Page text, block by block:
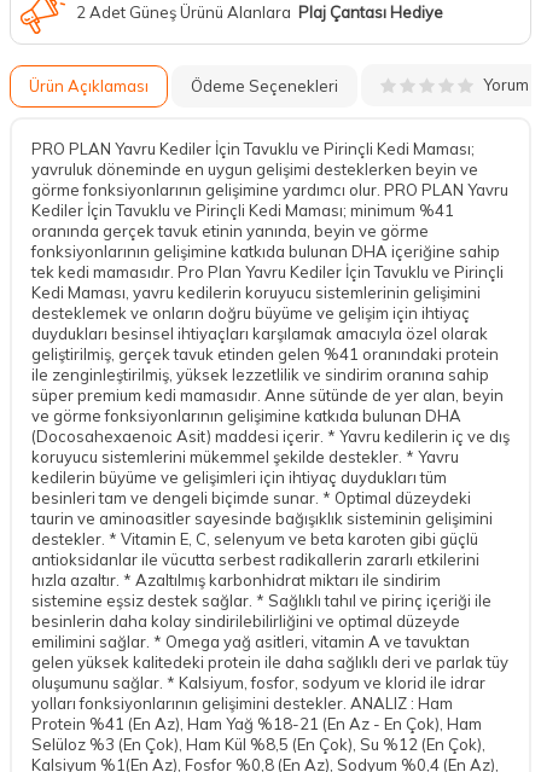
2 Adet Güneş Ürünü Alanlara Plaj Çantası Hediye
Ürün Açıklaması Ödeme Seçenekleri Yorum
PRO PLAN Yavru Kediler İçin Tavuklu ve Pirinçli Kedi Maması;
yavruluk döneminde en uygun gelişimi desteklerken beyin ve
görme fonksiyonlarının gelişimine yardımcı olur. PRO PLAN Yavru
Kediler İçin Tavuklu ve Pirinçli Kedi Maması; minimum %41
oranında gerçek tavuk etinin yanında, beyin ve görme
fonksiyonlarının gelişimine katkıda bulunan DHA içeriğine sahip
tek kedi mamasıdır. Pro Plan Yavru Kediler İçin Tavuklu ve Pirinçli
Kedi Maması, yavru kedilerin koruyucu sistemlerinin gelişimini
desteklemek ve onların doğru büyüme ve gelişim için ihtiyaç
duydukları besinsel ihtiyaçları karşılamak amacıyla özel olarak
geliştirilmiş, gerçek tavuk etinden gelen %41 oranındaki protein
ile zenginleştirilmiş, yüksek lezzetlilik ve sindirim oranına sahip
süper premium kedi mamasıdır. Anne sütünde de yer alan, beyin
ve görme fonksiyonlarının gelişimine katkıda bulunan DHA
(Docosahexaenoic Asit) maddesi içerir. * Yavru kedilerin iç ve dış
koruyucu sistemlerini mükemmel şekilde destekler. * Yavru
kedilerin büyüme ve gelişimleri için ihtiyaç duydukları tüm
besinleri tam ve dengeli biçimde sunar. * Optimal düzeydeki
taurin ve aminoasitler sayesinde bağışıklık sisteminin gelişimini
destekler. * Vitamin E, C, selenyum ve beta karoten gibi güçlü
antioksidanlar ile vücutta serbest radikallerin zararlı etkilerini
hızla azaltır. * Azaltılmış karbonhidrat miktarı ile sindirim
sistemine eşsiz destek sağlar. * Sağlıklı tahıl ve pirinç içeriği ile
besinlerin daha kolay sindirilebilirliğini ve optimal düzeyde
emilimini sağlar. * Omega yağ asitleri, vitamin A ve tavuktan
gelen yüksek kalitedeki protein ile daha sağlıklı deri ve parlak tüy
oluşumunu sağlar. * Kalsiyum, fosfor, sodyum ve klorid ile idrar
yolları fonksiyonlarının gelişimini destekler. ANALIZ : Ham
Protein %41 (En Az), Ham Yağ %18-21 (En Az - En Çok), Ham
Selüloz %3 (En Çok), Ham Kül %8,5 (En Çok), Su %12 (En Çok),
Kalsiyum %1(En Az), Fosfor %0,8 (En Az), Sodyum %0,4 (En Az),